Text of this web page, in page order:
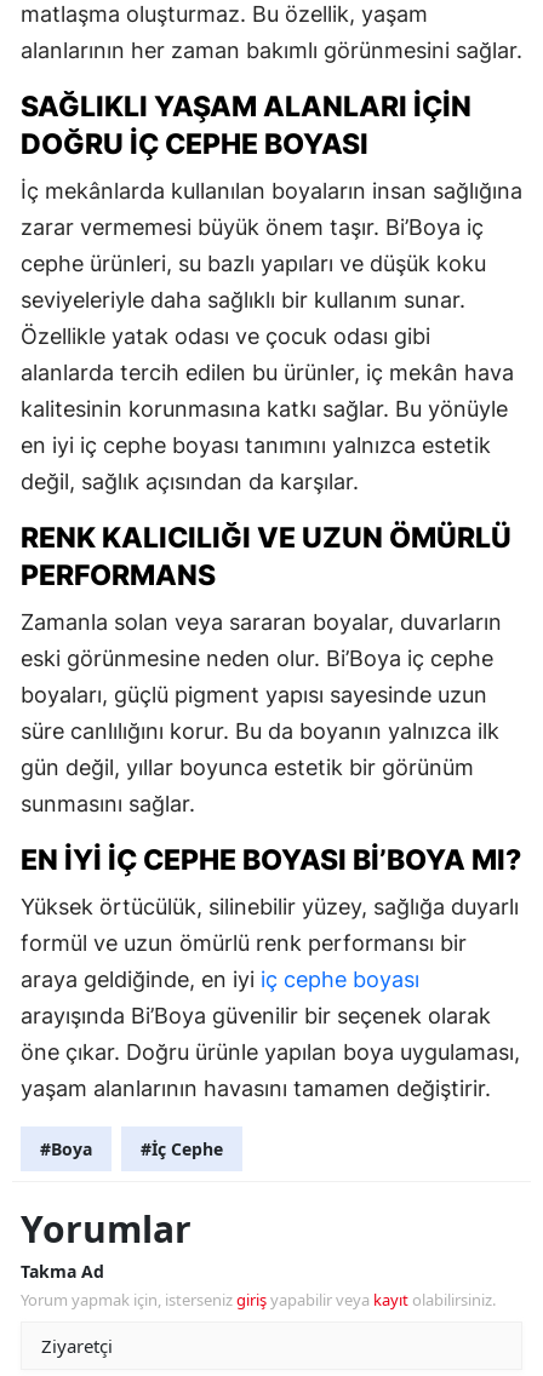
matlaşma oluşturmaz. Bu özellik, yaşam
alanlarının her zaman bakımlı görünmesini sağlar.
SAĞLIKLI YAŞAM ALANLARI İÇIN
DOĞRU İÇ CEPHE BOYASI
İç mekânlarda kullanılan boyaların insan sağlığına
zarar vermemesi büyük önem taşır. Bi’Boya iç
cephe ürünleri, su bazlı yapıları ve düşük koku
seviyeleriyle daha sağlıklı bir kullanım sunar.
Özellikle yatak odası ve çocuk odası gibi
alanlarda tercih edilen bu ürünler, iç mekân hava
kalitesinin korunmasına katkı sağlar. Bu yönüyle
en iyi iç cephe boyası tanımını yalnızca estetik
değil, sağlık açısından da karşılar.
RENK KALICILIĞI VE UZUN ÖMÜRLÜ
PERFORMANS
Zamanla solan veya sararan boyalar, duvarların
eski görünmesine neden olur. Bi’Boya iç cephe
boyaları, güçlü pigment yapısı sayesinde uzun
süre canlılığını korur. Bu da boyanın yalnızca ilk
gün değil, yıllar boyunca estetik bir görünüm
sunmasını sağlar.
EN İYI İÇ CEPHE BOYASI BI’BOYA MI?
Yüksek örtücülük, silinebilir yüzey, sağlığa duyarlı
formül ve uzun ömürlü renk performansı bir
araya geldiğinde, en iyi iç cephe boyası
arayışında Bi’Boya güvenilir bir seçenek olarak
öne çıkar. Doğru ürünle yapılan boya uygulaması,
yaşam alanlarının havasını tamamen değiştirir.
#Boya #İç Cephe
Yorumlar
Takma Ad
Yorum yapmak için, istersenizgirişyapabilir veya kayıt olabilirsiniz.